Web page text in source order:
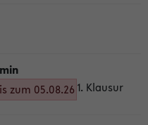
zum 05.08.26 1. Klausur